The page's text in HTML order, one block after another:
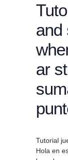
and
ar
Tutorial
Hola en